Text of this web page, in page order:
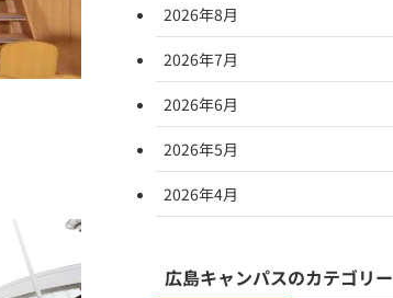
2026年8月
2026年7月
2026年6月
2026年5月
2026年4月
広島キャンパスのカテゴリー